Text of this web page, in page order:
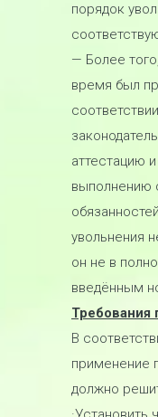
порядок
— Более
время был
аттестацию
выполнению
увольнения
он не в
введённым
Требования
В
применение
должно